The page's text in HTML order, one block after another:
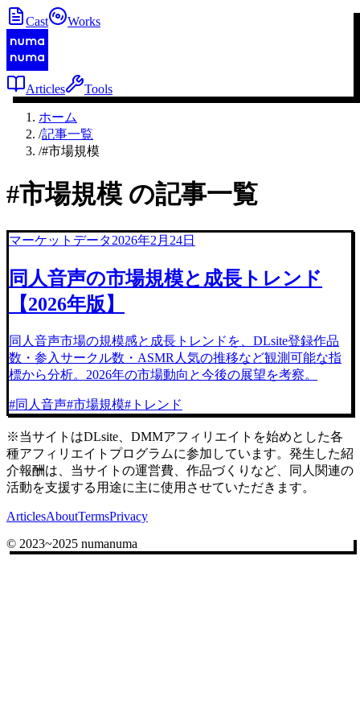
Cast Works
Articles Tools
ホーム
/記事一覧
/#市場規模
#市場規模 の記事一覧
マーケットデータ2026年2月24日
同人音声の市場規模と成長トレンド
【2026年版】
同人音声市場の規模感と成長トレンドを、DLsite登録作品
数・参入サークル数・ASMR人気の推移など観測可能な指
標から分析。2026年の市場動向と今後の展望を考察。
#同人音声#市場規模# トレンド
※当サイトはDLsite、DMMアフィリエイトを始めとした各
種アフィリエイトプログラムに参加しています。発生した紹
介報酬は、当サイトの運営費、作品づくりなど、同人関連の
活動を支援する用途に主に使用させていただきます。
ArticlesAboutTermsPrivacy
© 2023~2025 numanuma